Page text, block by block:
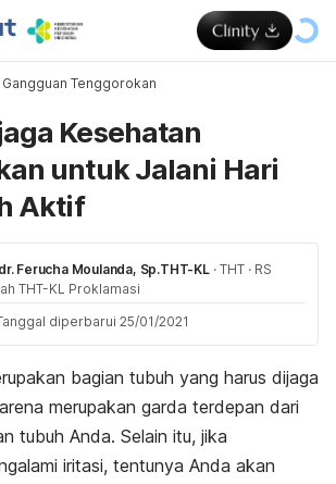
Gangguan Tenggorokan
Kesehatan
untuk Jalani Hari
Aktif
dr. Ferucha Moulanda, Sp.THT-KL · THT · RS
THT-KL Proklamasi
diperbarui 25/01/2021
bagian tubuh yang harus dijaga
merupakan garda terdepan dari
tubuh Anda. Selain itu, jika
iritasi, tentunya Anda akan